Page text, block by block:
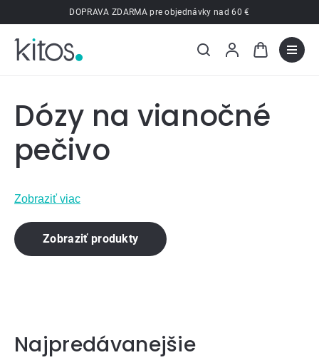
na
obsah
DOPRAVA ZDARMA pre objednávky nad 60 €
Dózy na vianočné
pečivo
Zobraziť viac
Zobraziť produkty
Najpredávanejšie